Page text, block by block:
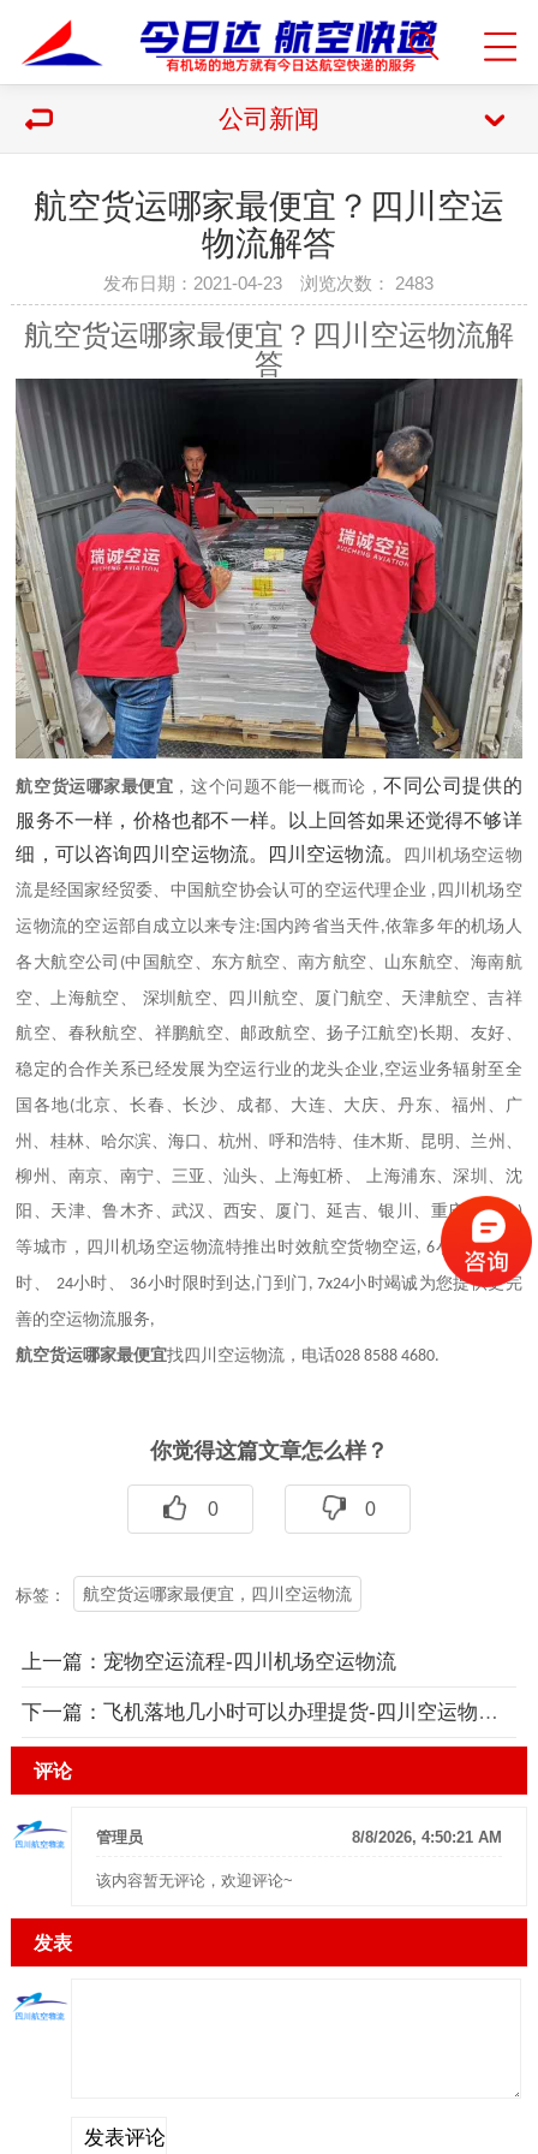
公司新闻
航空货运哪家最便宜？四川空运
物流解答
发布日期：2021-04-23 浏览次数： 2483
航空货运哪家最便宜？四川空运物流解
答
航空货运哪家最便宜 ，这个问题不能一概而论，不同公司提供的
服务不一样，价格也都不一样。以上回答如果还觉得不够详
细 ，可以咨询四川空运物流。四川空运物流。
四川机场空运物
流是经国家经贸委、中国航空协会认可的空运代理企业 , 四川机场空
运物流的空运部自成立以来专注: 国内跨省当天件,依靠多年的机场人
各大航空公司 (中国航空、东方航空、南方航空、山东航空、海南航
空、上海航空、 深圳航空、四川航空、厦门航空、天津航空、吉祥
航空、春秋航空、祥鹏航空、邮政航空、扬子江航空)长期、友好、
稳定的合作关系已经发展为空运行业 的龙头企业 ,空运业务辐射至全
国各地(北京、长春、长沙、成都、大连、大庆、丹东、福州、广
州、桂林、哈尔滨、海口、杭州、呼和浩特、佳木斯、昆明、兰州、
柳州、南京、南宁、三亚、汕头、上海虹桥、 上海浦东、深圳、沈
阳、天津、鲁木齐、武汉、西安、厦门、延吉、银川、重庆、青鸟)
等城市， 四川机场空运物流特推出时效航空货物空运, 6小时、12
时、 24小时、 36小时限时到达,门到门 , 7x24小时竭诚为您提供更完
善的空运物流服务,
航空货运哪家最便宜找四川空运物流，电话028 8588 4680.
你觉得这篇文章怎么样？
0 0
标签： 航空货运哪家最便宜，四川空运物流
上一篇： 宠物空运流程-四川机场空运物流
下一篇： 飞机落地几小时可以办理提货-四川空运物流权威解答
评论
8/8/2026, 4:50:21 AM
管理员
该内容暂无评论，欢迎评论~
发表